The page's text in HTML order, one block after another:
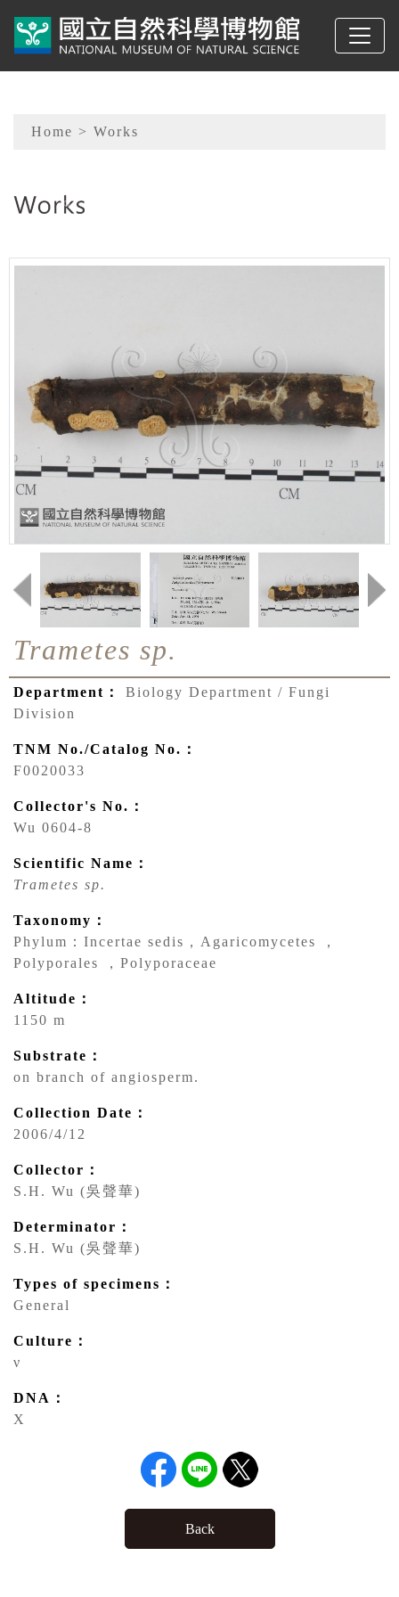
Sitemap
Home > Works
Trametes sp.
Department：
Biology Department / Fungi
Division
TNM No./Catalog No.：
F0020033
Collector's No.：
Wu 0604-8
Scientific Name：
Trametes sp.
Taxonomy：
Phylum：Incertae sedis，Agaricomycetes ，
Polyporales ，Polyporaceae
Altitude：
1150 m
Substrate：
on branch of angiosperm.
Collection Date：
2006/4/12
Collector：
S.H. Wu (吳聲華)
Determinator：
S.H. Wu (吳聲華)
Types of specimens：
General
Culture：
ν
DNA：
X
Back